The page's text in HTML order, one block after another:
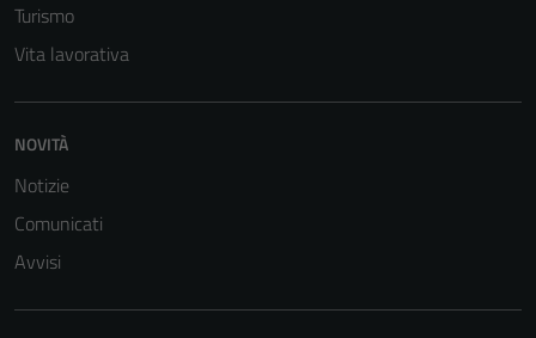
Turismo
Vita lavorativa
NOVITÀ
Notizie
Comunicati
Avvisi
servizi esterni